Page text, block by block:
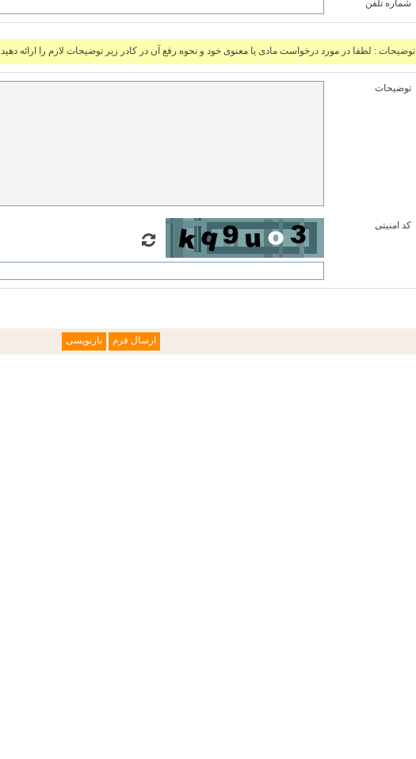
شماره تلفن
توضیحات : لطفا در مورد درخواست مادی یا معنوی خود و نحوه رفع آن در کادر زیر توضیحات لازم را ارائه دهید
توضیحات
کد امنیتی